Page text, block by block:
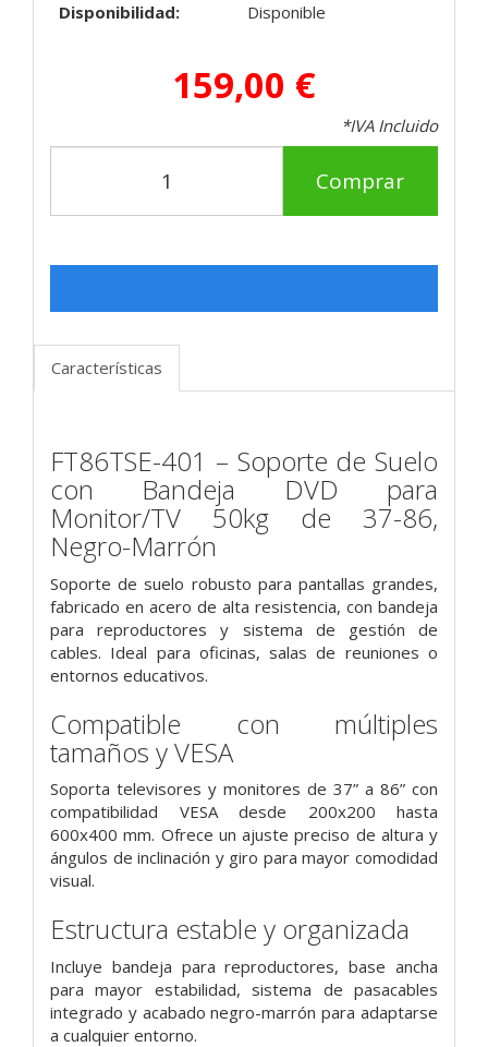
Disponibilidad:
Disponible
159,00 €
*IVA Incluido
Comprar
Características
FT86TSE-401 – Soporte de Suelo
con Bandeja DVD para
Monitor/TV 50kg de 37-86,
Negro-Marrón
Soporte de suelo robusto para pantallas grandes,
fabricado en acero de alta resistencia, con bandeja
para reproductores y sistema de gestión de
cables. Ideal para oficinas, salas de reuniones o
entornos educativos.
Compatible con múltiples
tamaños y VESA
Soporta televisores y monitores de 37” a 86” con
compatibilidad VESA desde 200x200 hasta
600x400 mm. Ofrece un ajuste preciso de altura y
ángulos de inclinación y giro para mayor comodidad
visual.
Estructura estable y organizada
Incluye bandeja para reproductores, base ancha
para mayor estabilidad, sistema de pasacables
integrado y acabado negro-marrón para adaptarse
a cualquier entorno.